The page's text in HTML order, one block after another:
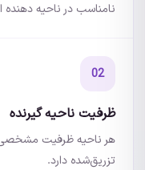
نامناسب در ناحیه
02
ظرفیت ناحیه گیرنده
هر ناحیه ظرفیت مشخصی
تزریق‌شده دارد.